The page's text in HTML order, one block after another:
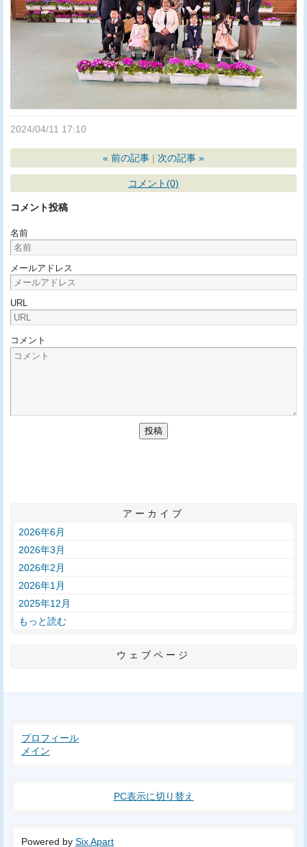
2024/04/11 17:10
« 前の記事 次の記事 »
コメント(0)
コメント投稿
名前
メールアドレス
URL
コメント
アーカイブ
2026年6月
2026年3月
2026年2月
2026年1月
2025年12月
もっと読む
ウェブページ
プロフィール
メイン
PC表示に切り替え
Powered by Six Apart